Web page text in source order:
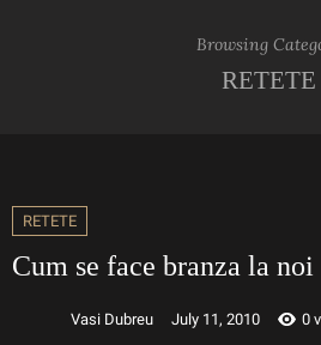
Browsing
RETETE
RETETE
Cum se face branza la noi
Vasi Dubreu July 11, 2010 0